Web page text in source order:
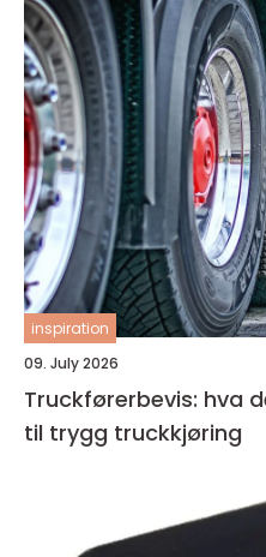
inspiration
09. July 2026
Truckførerbevis: hva
til trygg truckkjøring